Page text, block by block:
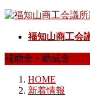
コ
ン
ツ
ナ
ー
シ
福知山商工会
補助金・助成金
HOME
新着情報